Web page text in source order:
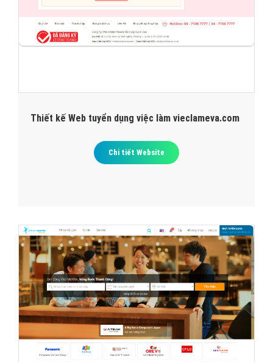
Thiết kế Web tuyển dụng việc làm vieclameva.com
Chi tiết Website